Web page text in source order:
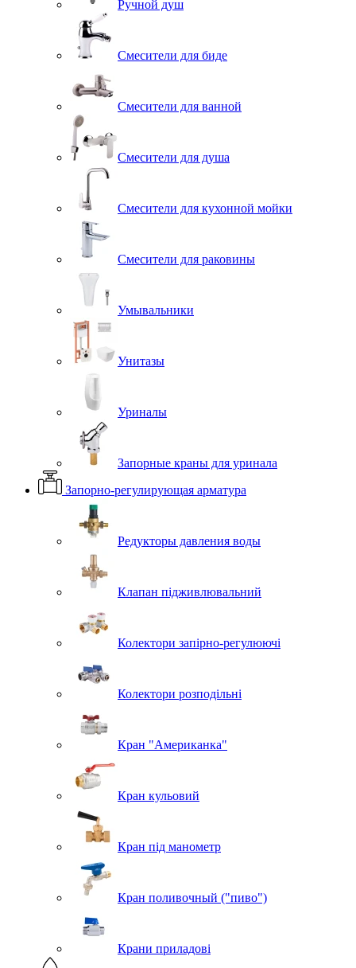
Ручной душ
Смесители для биде
Смесители для ванной
Смесители для душа
Смесители для кухонной мойки
Смесители для раковины
Умывальники
Унитазы
Уриналы
Запорные краны для уринала
Запорно-регулирующая арматура
Редукторы давления воды
Клапан підживлювальний
Колектори запірно-регулюючі
Колектори розподільні
Кран "Американка"
Кран кульовий
Кран під манометр
Кран поливочный ("пиво")
Крани приладові